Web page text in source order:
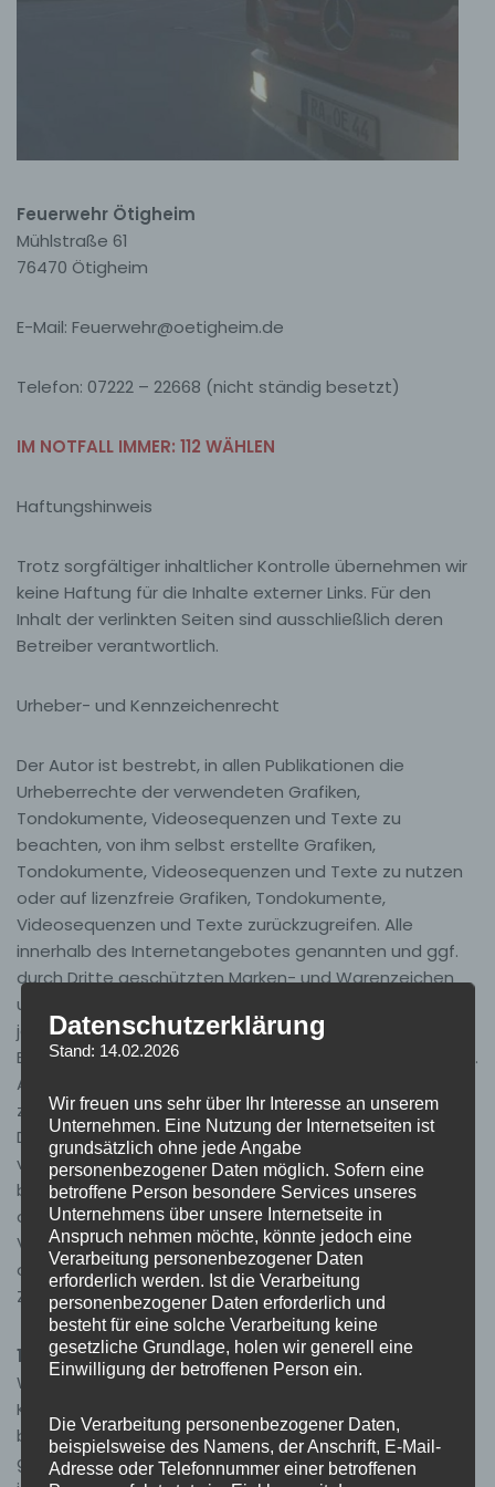
Feuerwehr Ötigheim
Mühlstraße 61
76470 Ötigheim
E-Mail: Feuerwehr@oetigheim.de
Telefon: 07222 – 22668 (nicht ständig besetzt)
IM NOTFALL IMMER: 112 WÄHLEN
Haftungshinweis
Trotz sorgfältiger inhaltlicher Kontrolle übernehmen wir
keine Haftung für die Inhalte externer Links. Für den
Inhalt der verlinkten Seiten sind ausschließlich deren
Betreiber verantwortlich.
Urheber- und Kennzeichenrecht
Der Autor ist bestrebt, in allen Publikationen die
Urheberrechte der verwendeten Grafiken,
Tondokumente, Videosequenzen und Texte zu
beachten, von ihm selbst erstellte Grafiken,
Tondokumente, Videosequenzen und Texte zu nutzen
oder auf lizenzfreie Grafiken, Tondokumente,
Videosequenzen und Texte zurückzugreifen. Alle
innerhalb des Internetangebotes genannten und ggf.
durch Dritte geschützten Marken- und Warenzeichen
unterliegen uneingeschränkt den Bestimmungen des
jeweils gültigen Kennzeichenrechts und den
Besitzrechten der jeweiligen eingetragenen Eigentümer.
Allein aufgrund der bloßen Nennung ist nicht der Schluß
zu ziehen, dass Markenzeichen nicht durch Rechte
Dritter geschützt sind! Das Copyright für
veröffentlichte, vom Autor selbst erstellte Objekte
bleibt allein beim Autor der Seiten. Eine Vervielfältigung
oder Verwendung solcher Grafiken, Tondokumente,
Videosequenzen und Texte in anderen elektronischen
oder gedruckten Publikationen ist ohne ausdrückliche
Zustimmung des Autors nicht gestattet.
1. Inhalt der Homepage:
Wir übernehmen keinerlei Gewähr auf die Aktualität,
Korrektheit, Vollständigkeit oder Qualität der
bereitgestellten Informationen. Haftungsansprüche
gegen uns, welche sich auf Schäden materieller oder
Datenschutzerklärung
Stand: 14.02.2026
Wir freuen uns sehr über Ihr Interesse an unserem
Unternehmen. Eine Nutzung der Internetseiten ist
grundsätzlich ohne jede Angabe
personenbezogener Daten möglich. Sofern eine
betroffene Person besondere Services unseres
Unternehmens über unsere Internetseite in
Anspruch nehmen möchte, könnte jedoch eine
Verarbeitung personenbezogener Daten
erforderlich werden. Ist die Verarbeitung
personenbezogener Daten erforderlich und
besteht für eine solche Verarbeitung keine
gesetzliche Grundlage, holen wir generell eine
Einwilligung der betroffenen Person ein.
Die Verarbeitung personenbezogener Daten,
beispielsweise des Namens, der Anschrift, E-Mail-
Adresse oder Telefonnummer einer betroffenen